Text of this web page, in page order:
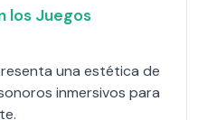
los Juegos
una estética de
inmersivos para